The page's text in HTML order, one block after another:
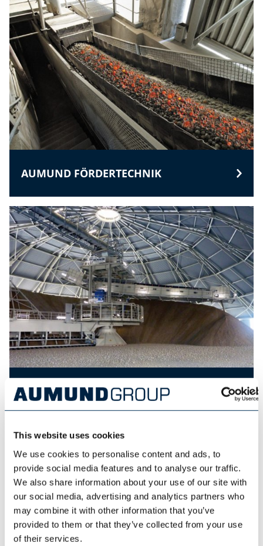
This website uses cookies
We use cookies to personalise content and ads, to
provide social media features and to analyse our traffic.
We also share information about your use of our site with
our social media, advertising and analytics partners who
may combine it with other information that you’ve
provided to them or that they’ve collected from your use
of their services.
AUMUND FÖRDERTECHNIK
SCHADE LAGERTECHNIK